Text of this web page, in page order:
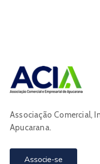
Associação Comercial,
Apucarana.
Associe-se